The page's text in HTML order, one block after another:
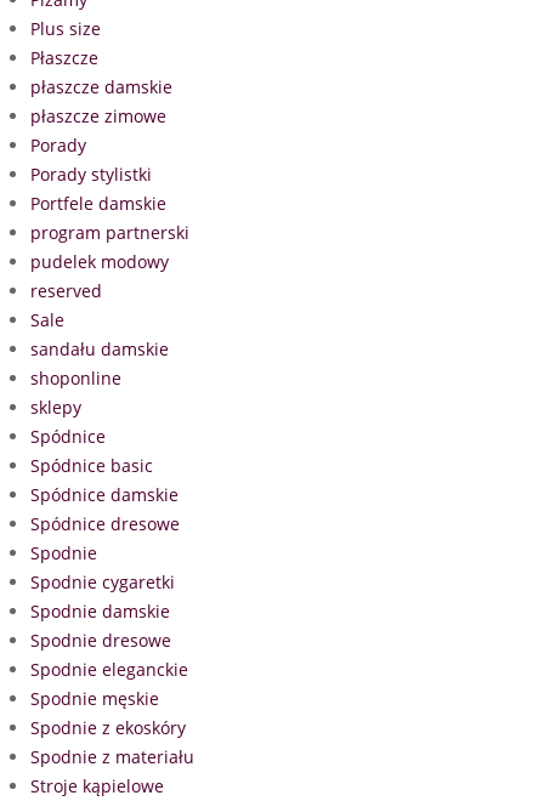
Plus size
Płaszcze
płaszcze damskie
płaszcze zimowe
Porady
Porady stylistki
Portfele damskie
program partnerski
pudelek modowy
reserved
Sale
sandału damskie
shoponline
sklepy
Spódnice
Spódnice basic
Spódnice damskie
Spódnice dresowe
Spodnie
Spodnie cygaretki
Spodnie damskie
Spodnie dresowe
Spodnie eleganckie
Spodnie męskie
Spodnie z ekoskóry
Spodnie z materiału
Stroje kąpielowe